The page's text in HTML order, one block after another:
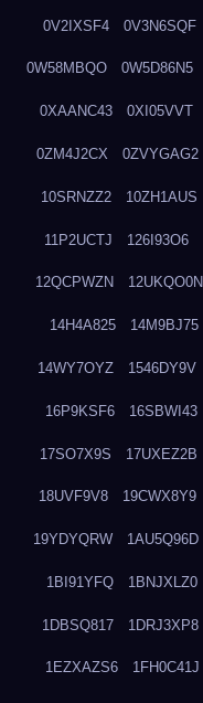
0V2IXSF4 0V3N6SQF
0W58MBQO 0W5D86N5
0XAANC43 0XI05VVT
0ZM4J2CX 0ZVYGAG2
10SRNZZ2 10ZH1AUS
11P2UCTJ 126I93O6
12QCPWZN 12UKQO0N
14H4A825 14M9BJ75
14WY7OYZ 1546DY9V
16P9KSF6 16SBWI43
17SO7X9S 17UXEZ2B
18UVF9V8 19CWX8Y9
19YDYQRW 1AU5Q96D
1BI91YFQ 1BNJXLZ0
1DBSQ817 1DRJ3XP8
1EZXAZS6 1FH0C41J